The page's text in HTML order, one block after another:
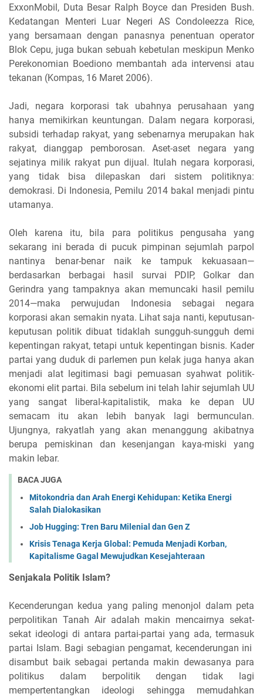
ExxonMobil, Duta Besar Ralph Boyce dan Presiden Bush.
Kedatangan Menteri Luar Negeri AS Condoleezza Rice,
yang bersamaan dengan panasnya penentuan operator
Blok Cepu, juga bukan sebuah kebetulan meskipun Menko
Perekonomian Boediono membantah ada intervensi atau
tekanan (Kompas, 16 Maret 2006).
Jadi, negara korporasi tak ubahnya perusahaan yang
hanya memikirkan keuntungan. Dalam negara korporasi,
subsidi terhadap rakyat, yang sebenarnya merupakan hak
rakyat, dianggap pemborosan. Aset-aset negara yang
sejatinya milik rakyat pun dijual. Itulah negara korporasi,
yang tidak bisa dilepaskan dari sistem politiknya:
demokrasi. Di Indonesia, Pemilu 2014 bakal menjadi pintu
utamanya.
Oleh karena itu, bila para politikus pengusaha yang
sekarang ini berada di pucuk pimpinan sejumlah parpol
nantinya benar-benar naik ke tampuk kekuasaan—
berdasarkan berbagai hasil survai PDIP, Golkar dan
Gerindra yang tampaknya akan memuncaki hasil pemilu
2014—maka perwujudan Indonesia sebagai negara
korporasi akan semakin nyata. Lihat saja nanti, keputusan-
keputusan politik dibuat tidaklah sungguh-sungguh demi
kepentingan rakyat, tetapi untuk kepentingan bisnis. Kader
partai yang duduk di parlemen pun kelak juga hanya akan
menjadi alat legitimasi bagi pemuasan syahwat politik-
ekonomi elit partai. Bila sebelum ini telah lahir sejumlah UU
yang sangat liberal-kapitalistik, maka ke depan UU
semacam itu akan lebih banyak lagi bermunculan.
Ujungnya, rakyatlah yang akan menanggung akibatnya
berupa pemiskinan dan kesenjangan kaya-miski yang
makin lebar.
BACA JUGA
Mitokondria dan Arah Energi Kehidupan: Ketika Energi
Salah Dialokasikan
Job Hugging: Tren Baru Milenial dan Gen Z
Krisis Tenaga Kerja Global: Pemuda Menjadi Korban,
Kapitalisme Gagal Mewujudkan Kesejahteraan
Senjakala Politik Islam?
Kecenderungan kedua yang paling menonjol dalam peta
perpolitikan Tanah Air adalah makin mencairnya sekat-
sekat ideologi di antara partai-partai yang ada, termasuk
partai Islam. Bagi sebagian pengamat, kecenderungan ini
disambut baik sebagai pertanda makin dewasanya para
politikus dalam berpolitik dengan tidak lagi
mempertentangkan ideologi sehingga memudahkan